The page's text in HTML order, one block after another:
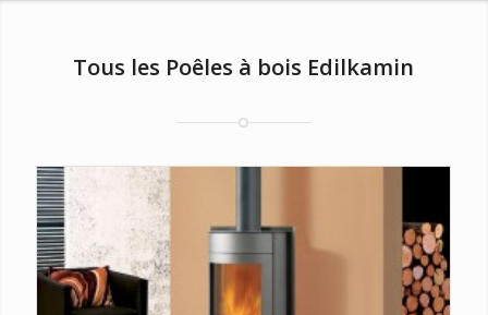
Tous les Poêles à bois Edilkamin